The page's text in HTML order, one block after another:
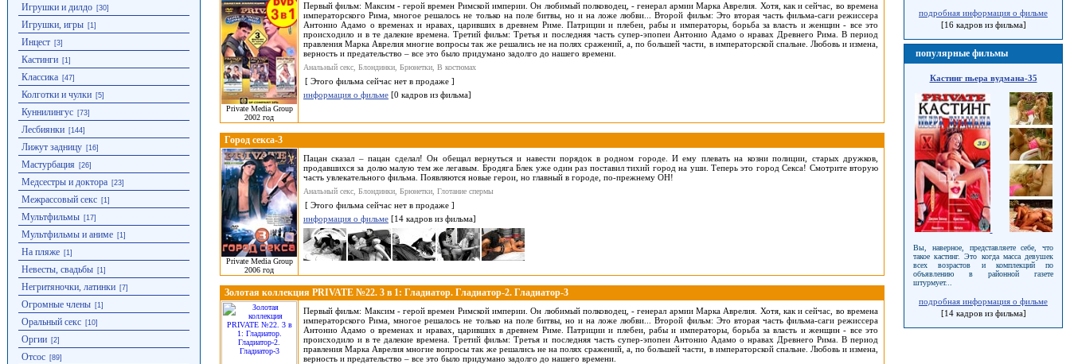
Игрушки и дилдо [30]
Игрушки, игры [1]
Инцест [3]
Кастинги [1]
Классика [47]
Колготки и чулки [5]
Куннилингус [73]
Лесбиянки [144]
Лижут задницу [16]
Мастурбация [26]
Медсестры и доктора [23]
Межрассовый секс [1]
Мультфильмы [17]
Мультфильмы и аниме [1]
На пляже [1]
Невесты, свадьбы [1]
Негритяночки, латинки [7]
Огромные члены [1]
Оральный секс [10]
Оргии [2]
Отсос [89]
Private Media Group
2002 год
Первый фильм: Максим - герой времен Римской империи. Он любимый полководец, - генерал армии Марка Аврелия. Хотя, как и сейчас, во времена
императорского Рима, многое решалось не только на поле битвы, но и на ложе любви... Второй фильм: Это вторая часть фильма-саги режиссера
Антонио Адамо о временах и нравах, царивших в древнем Риме. Патриции и плебеи, рабы и императоры, борьба за власть и женщин - все это
происходило и в те далекие времена. Третий фильм: Третья и последняя часть супер-эпопеи Антонио Адамо о нравах Древнего Рима. В период
правления Марка Аврелия многие вопросы так же решались не на полях сражений, а, по большей части, в императорской спальне. Любовь и измена,
верность и предательство – все это было придумано задолго до нашего времени.
Анальный секс, Блондинки, Брюнетки, В костюмах
[ Этого фильма сейчас нет в продаже ]
информация о фильме [0 кадров из фильма]
Город секса-3
Private Media Group
2006 год
Пацан сказал – пацан сделал! Он обещал вернуться и навести порядок в родном городе. И ему плевать на козни полиции, старых дружков,
продавшихся за долю малую тем же легавым. Бродяга Блек уже один раз поставил тихий город на уши. Теперь это город Секса! Смотрите вторую
часть увлекательного фильма. Появляются новые герои, но главный в городе, по-прежнему ОН!
Анальный секс, Блондинки, Брюнетки, Глотание спермы
[ Этого фильма сейчас нет в продаже ]
информация о фильме [14 кадров из фильма]
Золотая коллекция PRIVATE №22. 3 в 1: Гладиатор. Гладиатор-2. Гладиатор-3
Первый фильм: Максим - герой времен Римской империи. Он любимый полководец, - генерал армии Марка Аврелия. Хотя, как и сейчас, во времена
императорского Рима, многое решалось не только на поле битвы, но и на ложе любви... Второй фильм: Это вторая часть фильма-саги режиссера
Антонио Адамо о временах и нравах, царивших в древнем Риме. Патриции и плебеи, рабы и императоры, борьба за власть и женщин - все это
происходило и в те далекие времена. Третий фильм: Третья и последняя часть супер-эпопеи Антонио Адамо о нравах Древнего Рима. В период
правления Марка Аврелия многие вопросы так же решались не на полях сражений, а, по большей части, в императорской спальне. Любовь и измена,
верность и предательство – все это было придумано задолго до нашего времени.
подробная информация о фильме
[16 кадров из фильма]
популярные фильмы
Кастинг пьера вудмана-35
Вы, наверное, представляете себе, что
такое кастинг. Это когда масса девушек
всех возрастов и комплекций по
объявлению в районной газете
штурмует...
подробная информация о фильме
[14 кадров из фильма]